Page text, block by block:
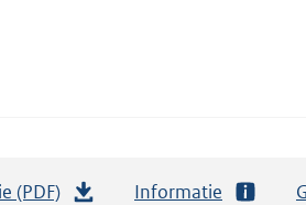
(PDF) Informatie